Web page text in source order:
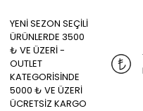
YENİ SEZON SEÇİLİ
ÜRÜNLERDE 3500
₺ VE ÜZERİ -
OUTLET
KATEGORİSİNDE
5000 ₺ VE ÜZERİ
ÜCRETSİZ KARGO